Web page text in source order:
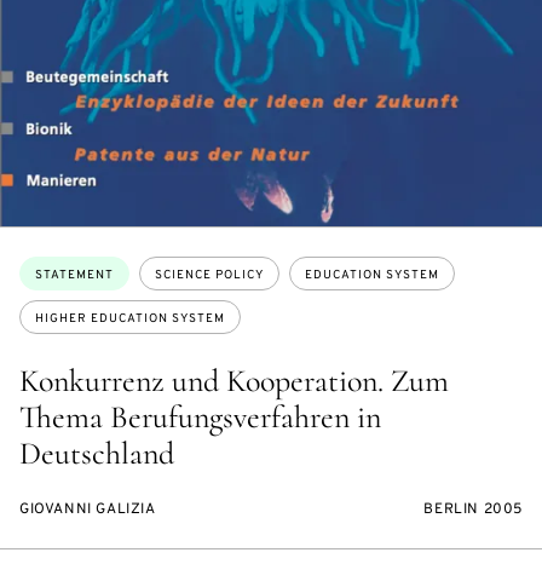
Konkurrenz und Kooperation. Zum
Thema Berufungsverfahren in
Deutschland
Topics:
STATEMENT SCIENCE POLICY EDUCATION SYSTEM
HIGHER EDUCATION SYSTEM
GIOVANNI GALIZIA BERLIN 2005